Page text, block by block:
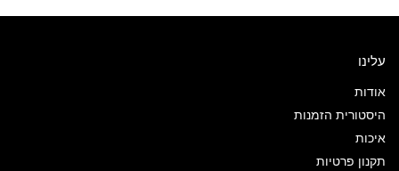
עלינו
אודות
היסטורית הזמנות
איכות
תקנון פרטיות